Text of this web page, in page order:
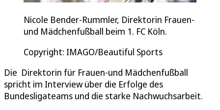
Nicole Bender-Rummler, Direktorin Frauen-
und Mädchenfußball beim 1. FC Köln.
Copyright: IMAGO/Beautiful Sports
Die Direktorin für Frauen-und Mädchenfußball
spricht im Interview über die Erfolge des
Bundesligateams und die starke Nachwuchsarbeit.